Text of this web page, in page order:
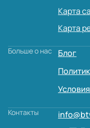
Карта
Карта
Больше о нас
Блог
Контакты